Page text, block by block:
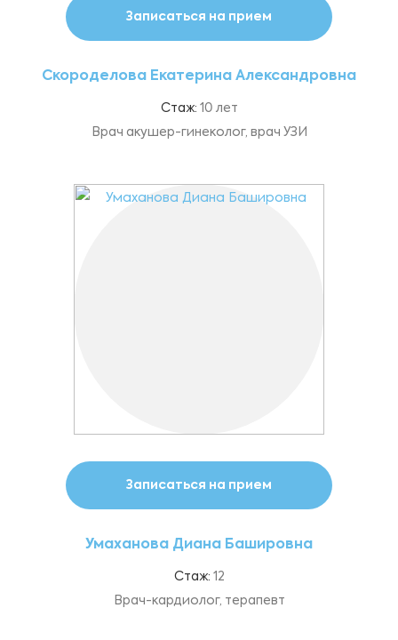
Записаться на прием
Скороделова Екатерина Александровна
Стаж: 10 лет
Врач акушер-гинеколог, врач УЗИ
Записаться на прием
Умаханова Диана Башировна
Стаж: 12
Врач-кардиолог, терапевт